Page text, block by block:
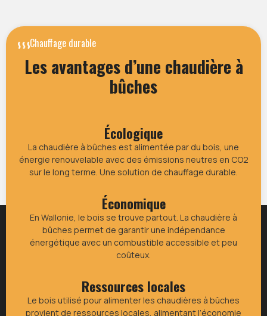
Chauffage durable
Les avantages d’une chaudière à
bûches
Écologique
La chaudière à bûches est alimentée par du bois, une
énergie renouvelable avec des émissions neutres en CO2
sur le long terme. Une solution de chauffage durable.
Économique
En Wallonie, le bois se trouve partout. La chaudière à
bûches permet de garantir une indépendance
énergétique avec un combustible accessible et peu
coûteux.
Ressources locales
Le bois utilisé pour alimenter les chaudières à bûches
provient de ressources locales, alimentant l’économie